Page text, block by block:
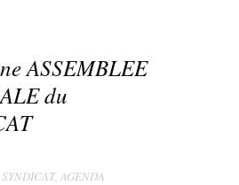
ASSEMBLEE
du
, AGENDA